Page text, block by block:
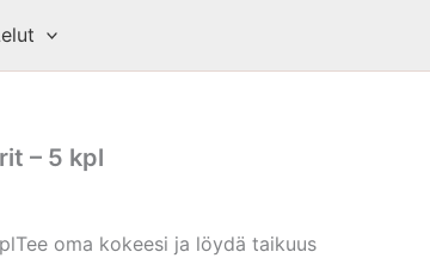
– 5 kpl
oma kokeesi ja löydä taikuus